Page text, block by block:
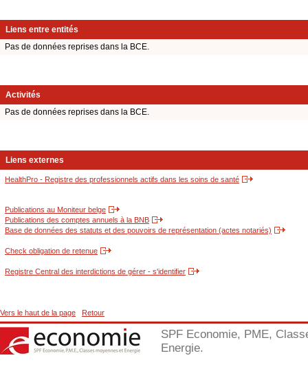
Liens entre entités
Pas de données reprises dans la BCE.
Activités
Pas de données reprises dans la BCE.
Liens externes
HealthPro - Registre des professionnels actifs dans les soins de santé
Publications au Moniteur belge
Publications des comptes annuels à la BNB
Base de données des statuts et des pouvoirs de représentation (actes notariés)
Check obligation de retenue
Registre Central des interdictions de gérer - s'identifier
Vers le haut de la page Retour
SPF Economie, PME,
Energie.